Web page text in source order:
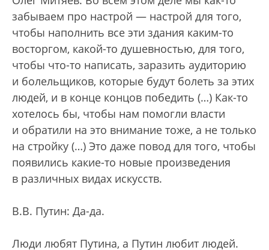
забываем про настрой — настрой для того,
чтобы наполнить все эти здания каким-то
восторгом, какой-то душевностью, для того,
чтобы что-то написать, заразить аудиторию
и болельщиков, которые будут болеть за этих
людей, и в конце концов победить (…) Как-то
хотелось бы, чтобы нам помогли власти
и обратили на это внимание тоже, а не только
на стройку (…) Это даже повод для того, чтобы
появились какие-то новые произведения
в различных видах искусств.
В.В. Путин: Да-да.
Люди любят Путина, а Путин любит людей.